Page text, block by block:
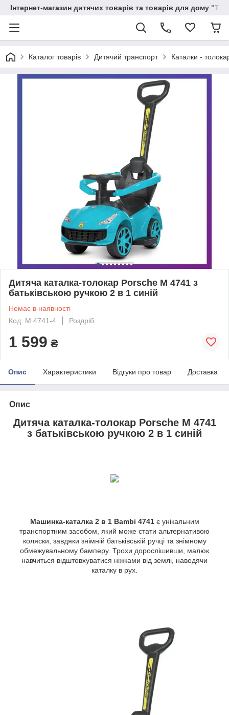
Інтернет-магазин дитячих товарів та товарів для дому
Каталог товарів Дитячий транспорт Каталки -
Дитяча каталка-толокар Porsche M 4741 з
батьківською ручкою 2 в 1 синій
Немає в наявності
Код: M 4741-4
Роздріб
1 599 ₴
Опис Характеристики Відгуки про товар Доставка
Опис
Дитяча каталка-толокар Porsche M 4741
з батьківською ручкою 2 в 1 синій
Машинка-каталка 2 в 1 Bambi 4741є унікальним
транспортним засобом, який може стати альтернативою
коляски, завдяки знімній батьківській ручці та знімному
обмежувальному бамперу. Трохи дорослішивши, малюк
навчиться відштовхуватися ніжками від землі, наводячи
каталку в рух.